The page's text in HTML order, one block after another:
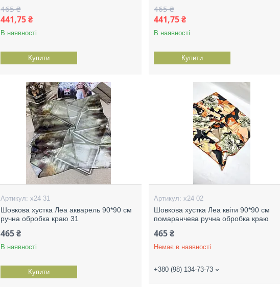
465 ₴
441,75 ₴
В наявності
Купити
465 ₴
441,75 ₴
В наявності
Купити
х24 31
Шовкова хустка Леа акварель 90*90 см
ручна обробка краю 31
465 ₴
В наявності
Купити
х24 02
Шовкова хустка Леа квіти 90*90 см
помаранчева ручна обробка краю
465 ₴
Немає в наявності
+380 (98) 134-73-73